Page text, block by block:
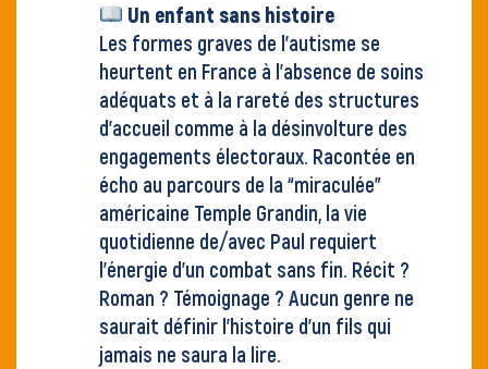
Un enfant sans histoire
Les formes graves de l’autisme se
heurtent en France à l’absence de soins
adéquats et à la rareté des structures
d’accueil comme à la désinvolture des
engagements électoraux. Racontée en
écho au parcours de la “miraculée”
américaine Temple Grandin, la vie
quotidienne de/avec Paul requiert
l’énergie d’un combat sans fin. Récit ?
Roman ? Témoignage ? Aucun genre ne
saurait définir l’histoire d’un fils qui
jamais ne saura la lire.